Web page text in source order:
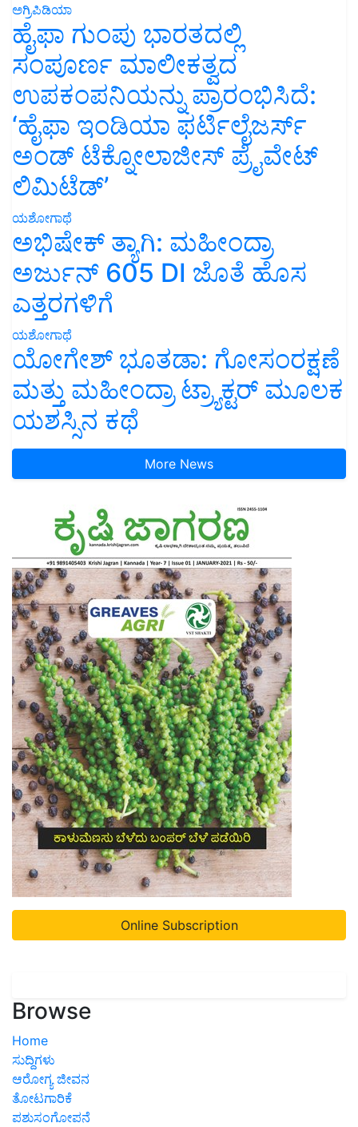
ಅಗ್ರಿಪಿಡಿಯಾ
ಹೈಫಾ ಗುಂಪು ಭಾರತದಲ್ಲಿ
ಸಂಪೂರ್ಣ ಮಾಲೀಕತ್ವದ
ಉಪಕಂಪನಿಯನ್ನು ಪ್ರಾರಂಭಿಸಿದೆ:
‘ಹೈಫಾ ಇಂಡಿಯಾ ಫರ್ಟಿಲೈಜರ್ಸ್
ಅಂಡ್ ಟೆಕ್ನೋಲಾಜೀಸ್ ಪ್ರೈವೇಟ್
ಲಿಮಿಟೆಡ್’
ಯಶೋಗಾಥೆ
ಅಭಿಷೇಕ್ ತ್ಯಾಗಿ: ಮಹೀಂದ್ರಾ
ಅರ್ಜುನ್ 605 DI ಜೊತೆ ಹೊಸ
ಎತ್ತರಗಳಿಗೆ
ಯಶೋಗಾಥೆ
ಯೋಗೇಶ್ ಭೂತಡಾ: ಗೋಸಂರಕ್ಷಣೆ
ಮತ್ತು ಮಹೀಂದ್ರಾ ಟ್ರ್ಯಾಕ್ಟರ್ ಮೂಲಕ
ಯಶಸ್ಸಿನ ಕಥೆ
More News
Online Subscription
Browse
Home
ಸುದ್ದಿಗಳು
ಆರೋಗ್ಯ ಜೀವನ
ತೋಟಗಾರಿಕೆ
ಪಶುಸಂಗೋಪನೆ